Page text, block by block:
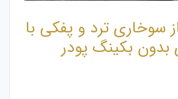
سوخاری ترد و پفکی با
بدون بکینگ پودر